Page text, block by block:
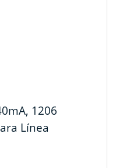
1206
Línea